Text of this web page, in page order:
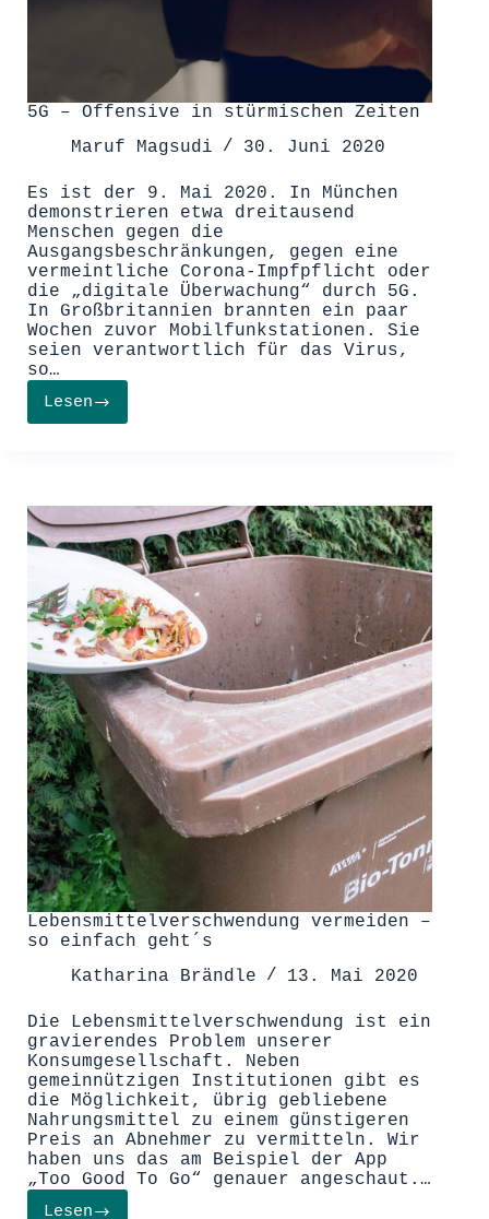
5G – Offensive in stürmischen Zeiten
Maruf Magsudi
30. Juni 2020
Es ist der 9. Mai 2020. In München
demonstrieren etwa dreitausend
Menschen gegen die
Ausgangsbeschränkungen, gegen eine
vermeintliche Corona-Impfpflicht oder
die „digitale Überwachung“ durch 5G.
In Großbritannien brannten ein paar
Wochen zuvor Mobilfunkstationen. Sie
seien verantwortlich für das Virus,
so…
Lesen
5G
–
Zeiten
Lebensmittelverschwendung vermeiden –
so einfach geht´s
Katharina Brändle
13. Mai 2020
Die Lebensmittelverschwendung ist ein
gravierendes Problem unserer
Konsumgesellschaft. Neben
gemeinnützigen Institutionen gibt es
die Möglichkeit, übrig gebliebene
Nahrungsmittel zu einem günstigeren
Preis an Abnehmer zu vermitteln. Wir
haben uns das am Beispiel der App
„Too Good To Go“ genauer angeschaut.…
Lesen